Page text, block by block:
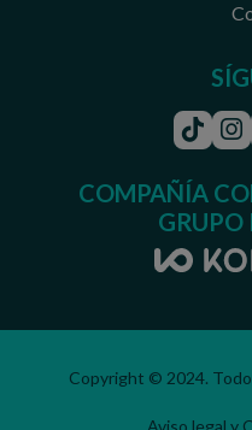
COMPAÑÍA
GRUPO
Copyright © 2024.
Aviso legal y